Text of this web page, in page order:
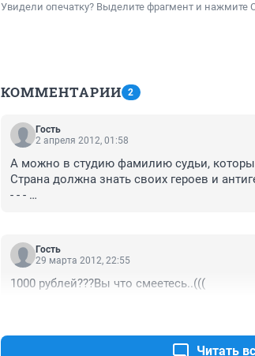
Увидели опечатку? Выделите фрагмент и нажмите
КОММЕНТАРИИ 2
Гость
2 апреля 2012, 01:58
А можно в студию фамилию судьи,
Страна должна знать своих героев и
- - -
= Судья нарушил = НЕ ЗНАЕТ ЗАКОН !
что ему \ей за это было ?
Гость
29 марта 2012, 22:55
1000 рублей???Вы что смеетесь..(((
Читать